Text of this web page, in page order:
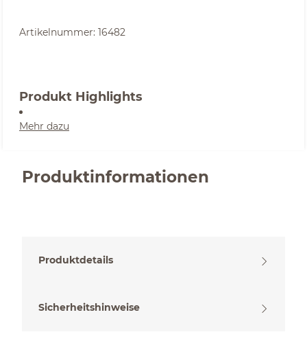
Artikelnummer: 16482
Produkt Highlights
Mehr dazu
Produktinformationen
Produktdetails
Sicherheitshinweise